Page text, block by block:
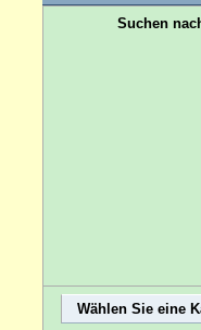
Suchen
Wählen Sie eine